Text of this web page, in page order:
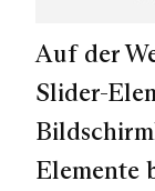
Auf der
Slider-
Elemente